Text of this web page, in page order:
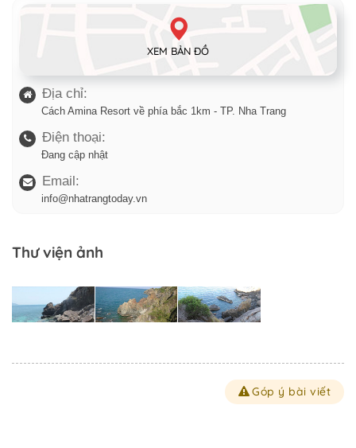
XEM BẢN ĐỒ
Địa chỉ:
Cách Amina Resort về phía bắc 1km - TP. Nha Trang
Điện thoại:
Đang cập nhật
Email:
info@nhatrangtoday.vn
Thư viện ảnh
Góp ý bài viết